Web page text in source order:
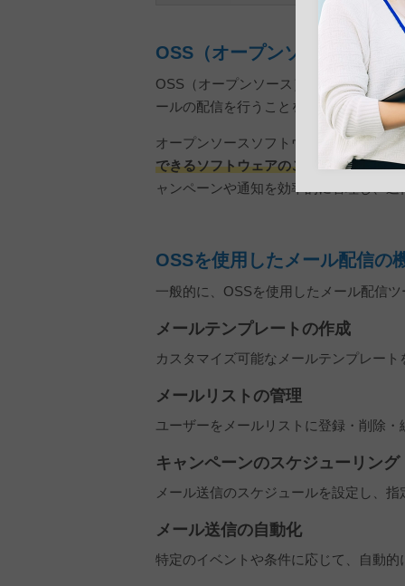
OSS（オープンソース）を使
OSS（オープンソース）を使用したメ
ールの配信を行うことを指します。
オープンソースソフトウェアは、ソース
できるソフトウェアのこと
です。 メー
ャンペーンや通知を効率的に管理し、
OSSを使用したメール配信の
一般的に、OSSを使用したメール配信
メールテンプレートの作成
カスタマイズ可能なメールテンプレー
メールリストの管理
ユーザーをメールリストに登録・削除
キャンペーンのスケジューリング
メール送信のスケジュールを設定し、
メール送信の自動化
特定のイベントや条件に応じて、自動